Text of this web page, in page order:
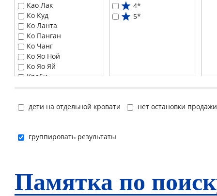
Као Лак
Ко Куд
Ко Ланта
Ко Панган
Ко Чанг
Ко Яо Ной
Ко Яо Яй
Краби
Пхи-Пхи
Хуа Хин
4*
5*
дети на отдельной кровати нет остановки продажи
группировать результаты
Памятка по